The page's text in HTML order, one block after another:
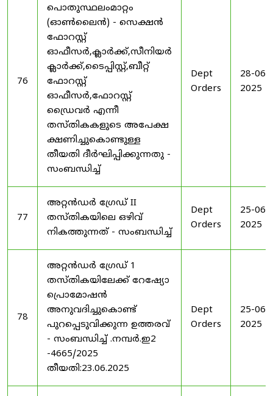
76
പൊതുസ്ഥലംമാറ്റം
(ഓൺലൈൻ) - സെക്ഷൻ
ഫോറസ്റ്റ്
ഓഫീസർ,ക്ലാർക്ക്,സീനിയർ
ക്ലാർക്ക്,ടൈപ്പിസ്റ്റ്,ബീറ്റ്
ഫോറസ്റ്റ്
ഓഫീസർ,ഫോറസ്റ്റ്
ഡ്രൈവർ എന്നീ
തസ്തികകളുടെ അപേക്ഷ
ക്ഷണിച്ചുകൊണ്ടുള്ള
തീയതി ദീർഘിപ്പിക്കുന്നതു -
സംബന്ധിച്ച്
Dept
Orders
28-06-
2025
77
അറ്റൻഡർ ഗ്രേഡ് II
തസ്തികയിലെ ഒഴിവ്
നികത്തുന്നത് - സംബന്ധിച്ച്
Dept
Orders
25-06-
2025
78
അറ്റൻഡർ ഗ്രേഡ് 1
തസ്തികയിലേക്ക് റേഷ്യോ
പ്രൊമോഷൻ
അനുവദിച്ചുകൊണ്ട്
പുറപ്പെടുവിക്കുന്ന ഉത്തരവ്
- സംബന്ധിച്ച് .നമ്പർ.ഇ2
-4665/2025
തീയതി:23.06.2025
Dept
Orders
25-06-
2025